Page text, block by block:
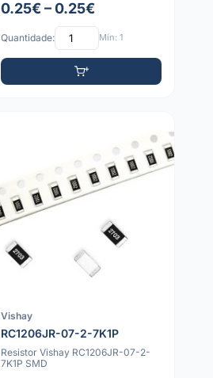
0.25€ – 0.25€
Quantidade: Mín: 1
Vishay
RC1206JR-07-2-7K1P
Resistor Vishay RC1206JR-07-2-
7K1P SMD